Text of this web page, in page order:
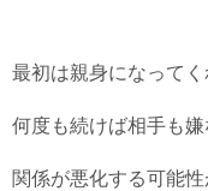
最初は親身になってく
何度も続けば相手も嫌
関係が悪化する可能性